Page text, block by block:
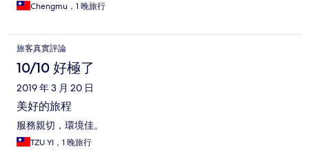
Chengmu，1 晚旅行
旅客真實評論
10/10 好極了
2019 年 3 月 20 日
美好的旅程
服務親切，環境佳。
TZU YI，1 晚旅行